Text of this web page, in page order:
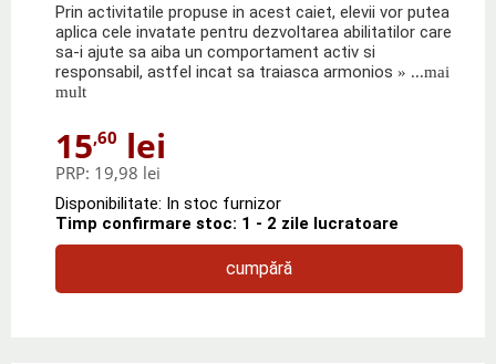
Prin activitatile propuse in acest caiet, elevii vor putea
aplica cele invatate pentru dezvoltarea abilitatilor care
sa-i ajute sa aiba un comportament activ si
responsabil, astfel incat sa traiasca armonios » ...mai
mult
15,60 lei
PRP: 19,98 lei
Disponibilitate: In stoc furnizor
Timp confirmare stoc: 1 - 2 zile lucratoare
cumpără